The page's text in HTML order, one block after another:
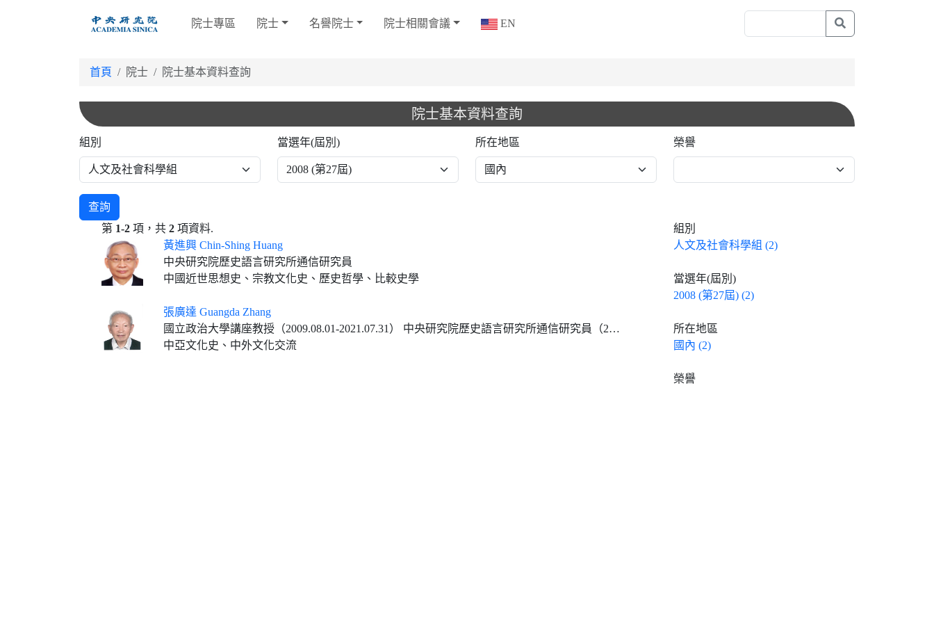
院士專區 院士 名譽院士 院士相關會議 EN
首頁 院士 院士基本資料查詢
院士基本資料查詢
組別 當選年(屆別) 所在地區 榮譽
查詢
第 1-2 項，共 2 項資料.
黃進興 Chin-Shing Huang
中央研究院歷史語言研究所通信研究員
中國近世思想史、宗教文化史、歷史哲學、比較史學
張廣達 Guangda Zhang
國立政治大學講座教授（2009.08.01-2021.07.31） 中央研究院歷史語言研究所通信研究員（2012.08.01-2018.07.31）
中亞文化史、中外文化交流
組別
人文及社會科學組 (2)
當選年(屆別)
2008 (第27屆) (2)
所在地區
國內 (2)
榮譽